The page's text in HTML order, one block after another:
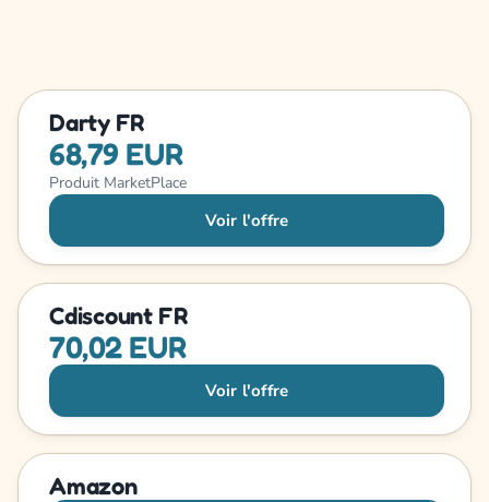
Darty FR
68,79 EUR
Produit MarketPlace
Voir l'offre
Cdiscount FR
70,02 EUR
Voir l'offre
Amazon